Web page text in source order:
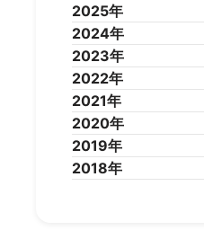
2026年7月
2026年5月
2026年3月
2025年
2025年12月
2025年10月
2025年8月
2025年6月
2025年4月
2025年2月
2024年
2024年12月
2024年10月
2024年8月
2024年6月
2024年4月
2024年2月
2023年
2023年12月
2023年10月
2023年8月
2023年6月
2023年4月
2022年
2022年12月
2022年10月
2022年8月
2022年6月
2021年
2021年12月
2021年10月
2021年8月
2020年
2020年12月
2020年10月
2019年
2019年12月
2018年